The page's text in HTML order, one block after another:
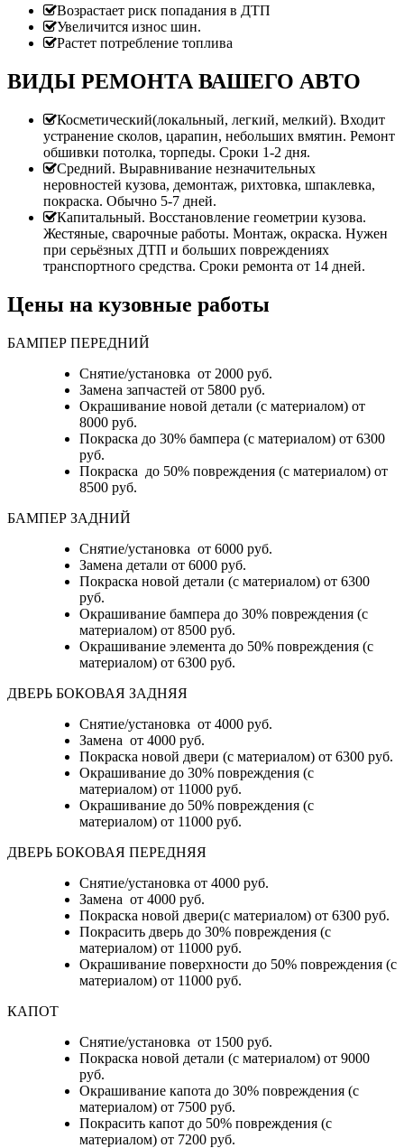
Возрастает риск попадания в ДТП
Увеличится износ шин.
Растет потребление топлива
ВИДЫ РЕМОНТА ВАШЕГО АВТО
Косметический(локальный, легкий, мелкий). Входит
устранение сколов, царапин, небольших вмятин. Ремонт
обшивки потолка, торпеды. Сроки 1-2 дня.
Средний. Выравнивание незначительных
неровностей кузова, демонтаж, рихтовка, шпаклевка,
покраска. Обычно 5-7 дней.
Капитальный. Восстановление геометрии кузова.
Жестяные, сварочные работы. Монтаж, окраска. Нужен
при серьёзных ДТП и больших повреждениях
транспортного средства. Сроки ремонта от 14 дней.
Цены на кузовные работы
БАМПЕР ПЕРЕДНИЙ
Снятие/установка от 2000 руб.
Замена запчастей от 5800 руб.
Окрашивание новой детали (с материалом) от
8000 руб.
Покраска до 30% бампера (с материалом) от 6300
руб.
Покраска до 50% повреждения (с материалом) от
8500 руб.
БАМПЕР ЗАДНИЙ
Снятие/установка от 6000 руб.
Замена детали от 6000 руб.
Покраска новой детали (с материалом) от 6300
руб.
Окрашивание бампера до 30% повреждения (с
материалом) от 8500 руб.
Окрашивание элемента до 50% повреждения (с
материалом) от 6300 руб.
ДВЕРЬ БОКОВАЯ ЗАДНЯЯ
Снятие/установка от 4000 руб.
Замена от 4000 руб.
Покраска новой двери (с материалом) от 6300 руб.
Окрашивание до 30% повреждения (с
материалом) от 11000 руб.
Окрашивание до 50% повреждения (с
материалом) от 11000 руб.
ДВЕРЬ БОКОВАЯ ПЕРЕДНЯЯ
Снятие/установка от 4000 руб.
Замена от 4000 руб.
Покраска новой двери(с материалом) от 6300 руб.
Покрасить дверь до 30% повреждения (с
материалом) от 11000 руб.
Окрашивание поверхности до 50% повреждения (с
материалом) от 11000 руб.
КАПОТ
Снятие/установка от 1500 руб.
Покраска новой детали (с материалом) от 9000
руб.
Окрашивание капота до 30% повреждения (с
материалом) от 7500 руб.
Покрасить капот до 50% повреждения (с
материалом) от 7200 руб.